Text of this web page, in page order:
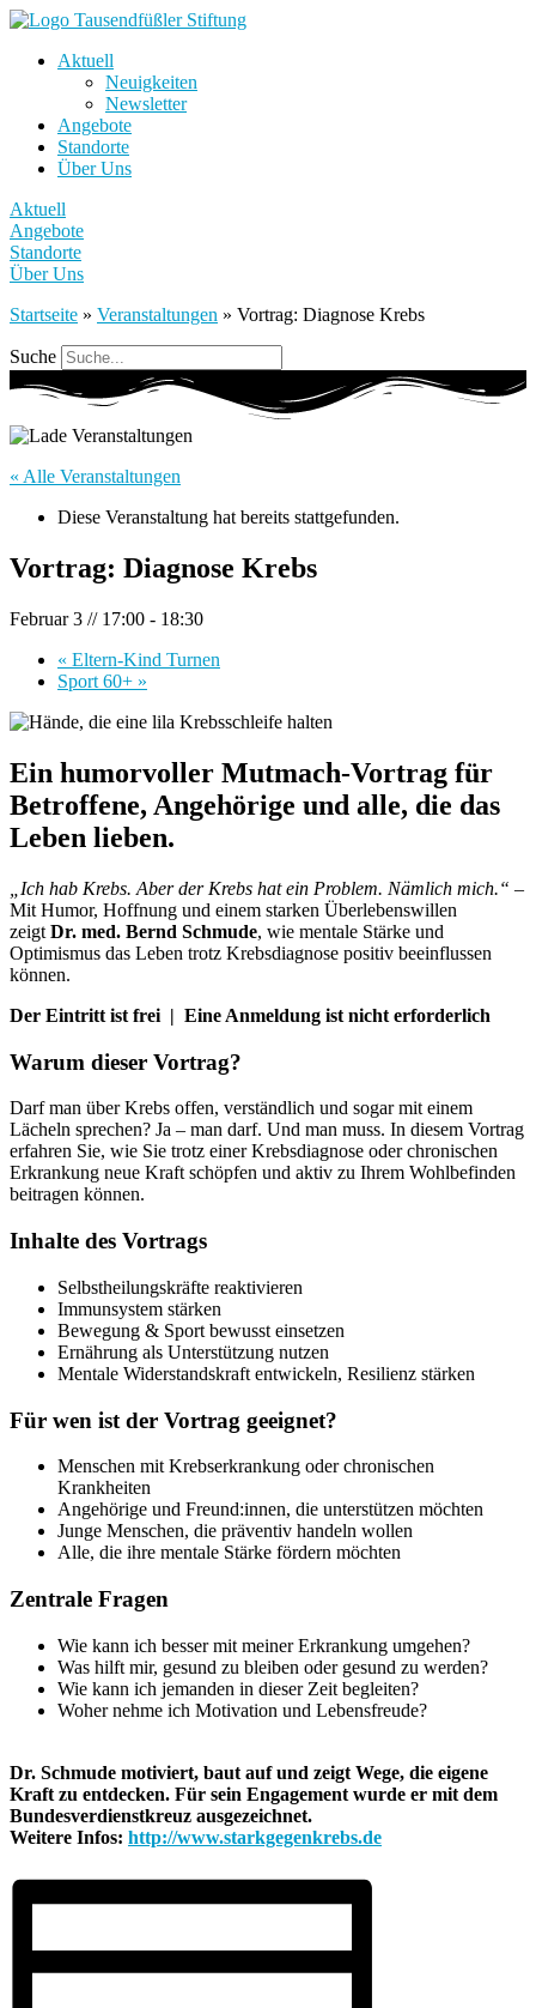
Aktuell
Neuigkeiten
Newsletter
Angebote
Standorte
Über Uns
Aktuell
Angebote
Standorte
Über Uns
Startseite » Veranstaltungen » Vortrag: Diagnose Krebs
Suche
« Alle Veranstaltungen
Diese Veranstaltung hat bereits stattgefunden.
Vortrag: Diagnose Krebs
Februar 3 // 17:00 - 18:30
« Eltern-Kind Turnen
Sport 60+ »
Ein humorvoller Mutmach-Vortrag für
Betroffene, Angehörige und alle, die das
Leben lieben.
„Ich hab Krebs. Aber der Krebs hat ein Problem. Nämlich mich.“ –
Mit Humor, Hoffnung und einem starken Überlebenswillen
zeigt Dr. med. Bernd Schmude, wie mentale Stärke und
Optimismus das Leben trotz Krebsdiagnose positiv beeinflussen
können.
Der Eintritt ist frei | Eine Anmeldung ist nicht erforderlich
Warum dieser Vortrag?
Darf man über Krebs offen, verständlich und sogar mit einem
Lächeln sprechen? Ja – man darf. Und man muss. In diesem Vortrag
erfahren Sie, wie Sie trotz einer Krebsdiagnose oder chronischen
Erkrankung neue Kraft schöpfen und aktiv zu Ihrem Wohlbefinden
beitragen können.
Inhalte des Vortrags
Selbstheilungskräfte reaktivieren
Immunsystem stärken
Bewegung & Sport bewusst einsetzen
Ernährung als Unterstützung nutzen
Mentale Widerstandskraft entwickeln, Resilienz stärken
Für wen ist der Vortrag geeignet?
Menschen mit Krebserkrankung oder chronischen
Krankheiten
Angehörige und Freund:innen, die unterstützen möchten
Junge Menschen, die präventiv handeln wollen
Alle, die ihre mentale Stärke fördern möchten
Zentrale Fragen
Wie kann ich besser mit meiner Erkrankung umgehen?
Was hilft mir, gesund zu bleiben oder gesund zu werden?
Wie kann ich jemanden in dieser Zeit begleiten?
Woher nehme ich Motivation und Lebensfreude?
Dr. Schmude motiviert, baut auf und zeigt Wege, die eigene
Kraft zu entdecken. Für sein Engagement wurde er mit dem
Bundesverdienstkreuz ausgezeichnet.
Weitere Infos: http://www.starkgegenkrebs.de